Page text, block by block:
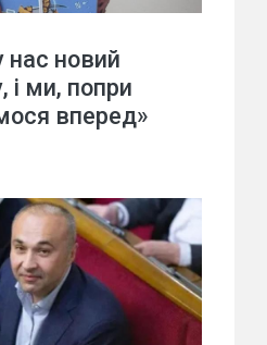
нас новий
і ми, попри
вперед»